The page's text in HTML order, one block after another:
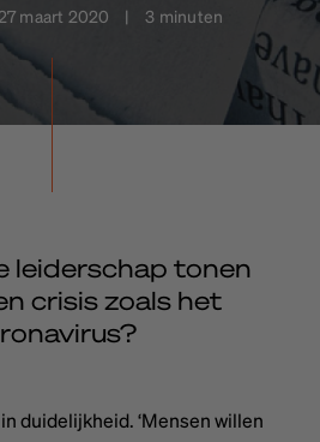
maart 2020 | 3 minuten
leiderschap tonen
crisis zoals het
duidelijkheid. ‘Mensen willen